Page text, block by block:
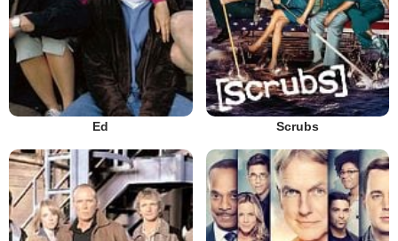
Ed Scrubs